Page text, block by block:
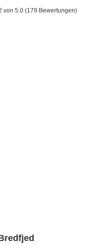
von 5.0 (179 Bewertungen)